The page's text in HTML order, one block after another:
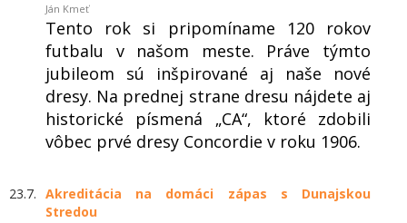
Ján Kmeť
Tento rok si pripomíname 120 rokov
futbalu v našom meste. Práve týmto
jubileom sú inšpirované aj naše nové
dresy. Na prednej strane dresu nájdete aj
historické písmená „CA“, ktoré zdobili
vôbec prvé dresy Concordie v roku 1906.
23.7. Akreditácia na domáci zápas s Dunajskou
Stredou